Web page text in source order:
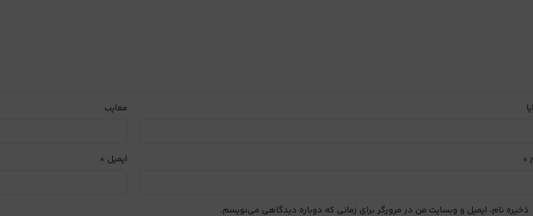
معایب
* ایمیل *
ذخیره نام، ایمیل و وبسایت من در مرورگر برای زمانی که دوباره دیدگاهی می‌نویسم.